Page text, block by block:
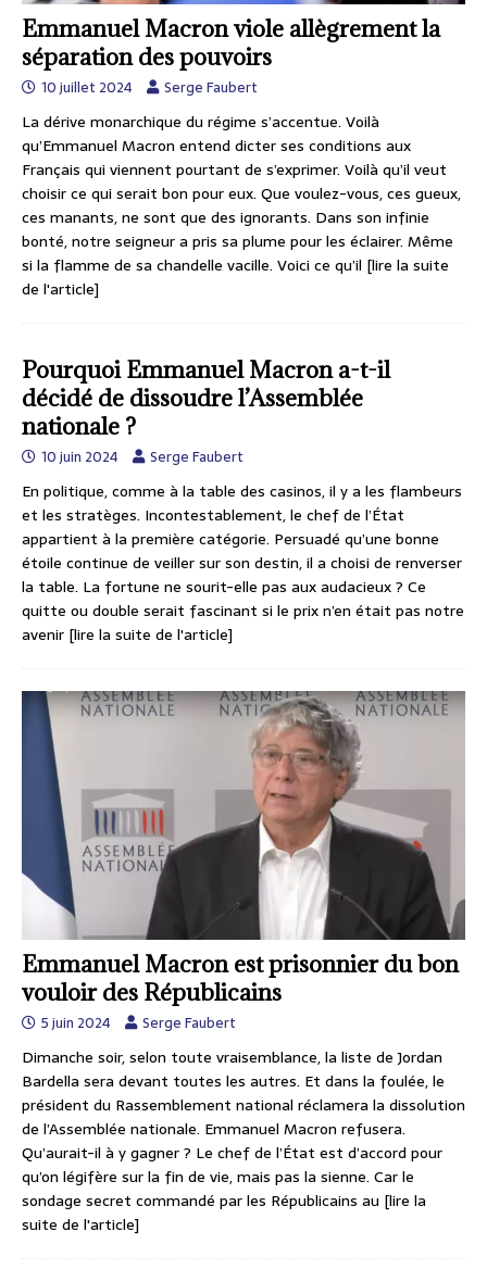
Emmanuel Macron viole allègrement la
séparation des pouvoirs
10 juillet 2024 Serge Faubert
La dérive monarchique du régime s’accentue. Voilà
qu’Emmanuel Macron entend dicter ses conditions aux
Français qui viennent pourtant de s’exprimer. Voilà qu’il veut
choisir ce qui serait bon pour eux. Que voulez-vous, ces gueux,
ces manants, ne sont que des ignorants. Dans son infinie
bonté, notre seigneur a pris sa plume pour les éclairer. Même
si la flamme de sa chandelle vacille. Voici ce qu’il [lire la suite
de l'article]
Pourquoi Emmanuel Macron a-t-il
décidé de dissoudre l’Assemblée
nationale ?
10 juin 2024 Serge Faubert
En politique, comme à la table des casinos, il y a les flambeurs
et les stratèges. Incontestablement, le chef de l’État
appartient à la première catégorie. Persuadé qu’une bonne
étoile continue de veiller sur son destin, il a choisi de renverser
la table. La fortune ne sourit-elle pas aux audacieux ? Ce
quitte ou double serait fascinant si le prix n’en était pas notre
avenir [lire la suite de l'article]
Emmanuel Macron est prisonnier du bon
vouloir des Républicains
5 juin 2024 Serge Faubert
Dimanche soir, selon toute vraisemblance, la liste de Jordan
Bardella sera devant toutes les autres. Et dans la foulée, le
président du Rassemblement national réclamera la dissolution
de l’Assemblée nationale. Emmanuel Macron refusera.
Qu’aurait-il à y gagner ? Le chef de l’État est d’accord pour
qu’on légifère sur la fin de vie, mais pas la sienne. Car le
sondage secret commandé par les Républicains au [lire la
suite de l'article]